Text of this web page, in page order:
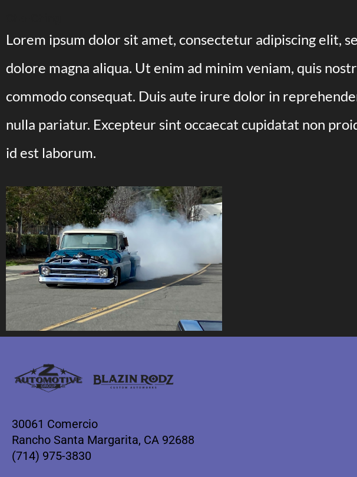
Lorem ipsum dolor sit amet, consectetur adipiscing elit,
dolore magna aliqua. Ut enim ad minim veniam, quis
commodo consequat. Duis aute irure dolor in
nulla pariatur. Excepteur sint occaecat cupidatat non
id est laborum.
30061 Comercio
Rancho Santa Margarita, CA 92688
(714) 975-3830